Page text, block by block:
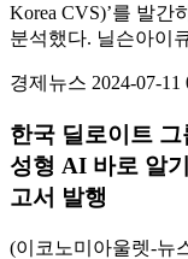
Korea CVS)’를 발
분석했다. 닐슨아이
경제뉴스 2024-07-
한국 딜로이트
성형 AI 바로 알
고서 발행
(이코노미아울렛-뉴